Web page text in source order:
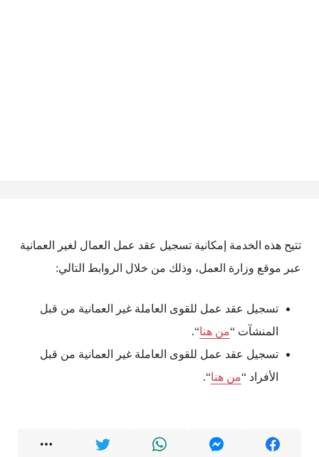
تتيح هذه الخدمة إمكانية تسجيل عقد عمل العمال لغير العمانية
عبر موقع وزارة العمل، وذلك من خلال الروابط التالي:
تسجيل عقد عمل للقوى العاملة غير العمانية من قبل
المنشآت “من هنا“.
تسجيل عقد عمل للقوى العاملة غير العمانية من قبل
الأفراد “من هنا“.